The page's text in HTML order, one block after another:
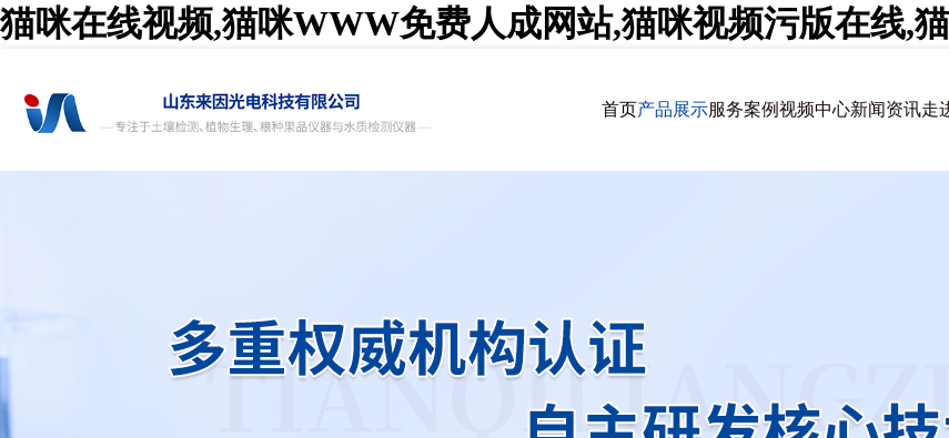
猫咪在线视频,猫咪WWW免费人成网站,猫咪视频污版在线,
首页产品展示服务案例视频中心新闻资讯走